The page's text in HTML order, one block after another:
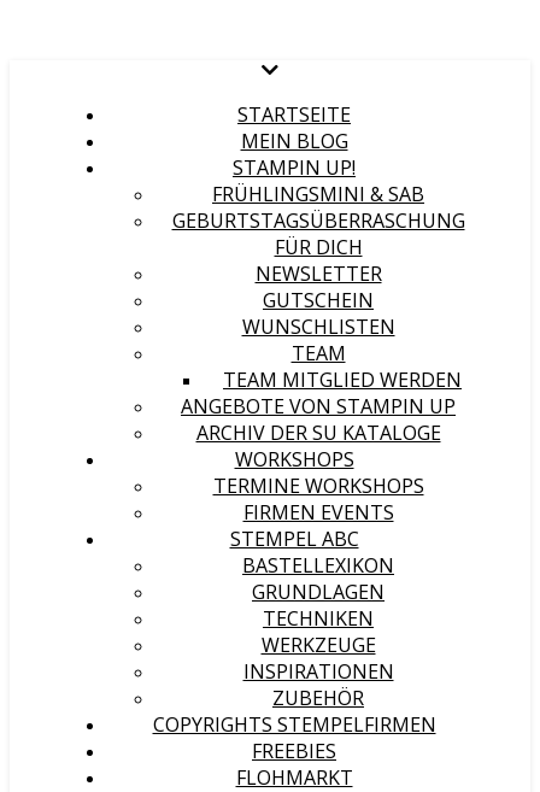
STARTSEITE
MEIN BLOG
STAMPIN UP!
FRÜHLINGSMINI & SAB
GEBURTSTAGSÜBERRASCHUNG
FÜR DICH
NEWSLETTER
GUTSCHEIN
WUNSCHLISTEN
TEAM
TEAM MITGLIED WERDEN
ANGEBOTE VON STAMPIN UP
ARCHIV DER SU KATALOGE
WORKSHOPS
TERMINE WORKSHOPS
FIRMEN EVENTS
STEMPEL ABC
BASTELLEXIKON
GRUNDLAGEN
TECHNIKEN
WERKZEUGE
INSPIRATIONEN
ZUBEHÖR
COPYRIGHTS STEMPELFIRMEN
FREEBIES
FLOHMARKT